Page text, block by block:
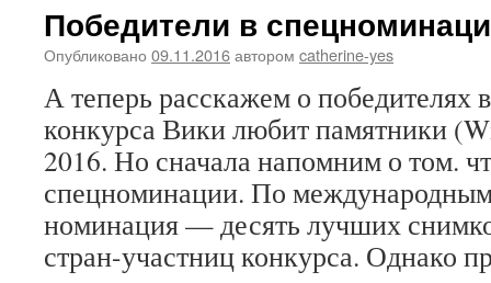
Победители в
Опубликовано 09.11.2016автором catherine-yes
А теперь расскажем о победителях
конкурса Вики любит памятники
2016. Но сначала напомним о том.
спецноминации. По
номинация — десять лучших
стран-участниц конкурса. Однако